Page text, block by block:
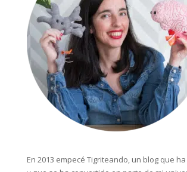
En 2013 empecé Tigriteando, un blog que